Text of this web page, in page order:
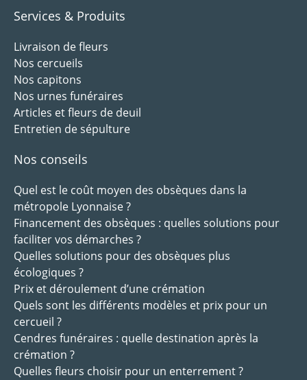
Services & Produits
Livraison de fleurs
Nos cercueils
Nos capitons
Nos urnes funéraires
Articles et fleurs de deuil
Entretien de sépulture
Nos conseils
Quel est le coût moyen des obsèques dans la
métropole Lyonnaise ?
Financement des obsèques : quelles solutions pour
faciliter vos démarches ?
Quelles solutions pour des obsèques plus
écologiques ?
Prix et déroulement d’une crémation
Quels sont les différents modèles et prix pour un
cercueil ?
Cendres funéraires : quelle destination après la
crémation ?
Quelles fleurs choisir pour un enterrement ?